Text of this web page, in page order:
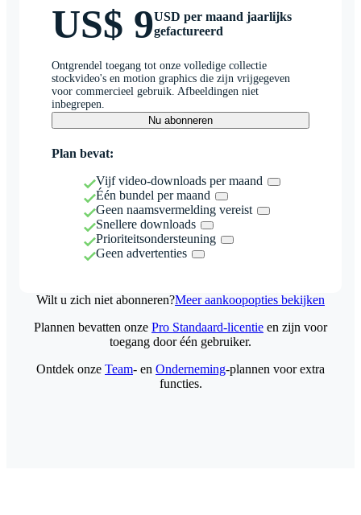
US$ 9USD per maand jaarlijks
gefactureerd
Ontgrendel toegang tot onze volledige collectie
stockvideo's en motion graphics die zijn vrijgegeven
voor commercieel gebruik. Afbeeldingen niet
inbegrepen.
Nu abonneren
Plan bevat:
Vijf video-downloads per maand
Één bundel per maand
Geen naamsvermelding vereist
Snellere downloads
Prioriteitsondersteuning
Geen advertenties
Wilt u zich niet abonneren?Meer aankoopopties bekijken
Plannen bevatten onze Pro Standaard-licentie en zijn voor
toegang door één gebruiker.
Ontdek onze Team- en Onderneming-plannen voor extra
functies.